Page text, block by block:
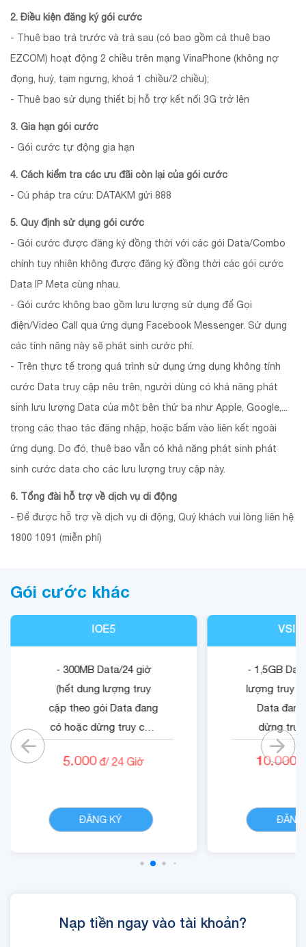
2. Điều kiện đăng ký gói cước
- Thuê bao trả trước và trả sau (có bao gồm cả thuê bao
EZCOM) hoạt động 2 chiều trên mạng VinaPhone (không nợ
đọng, huỷ, tạm ngưng, khoá 1 chiều/2 chiều);
- Thuê bao sử dụng thiết bị hỗ trợ kết nối 3G trở lên
3. Gia hạn gói cước
- Gói cước tự động gia hạn
4. Cách kiểm tra các ưu đãi còn lại của gói cước
- Cú pháp tra cứu: DATAKM gửi 888
5. Quy định sử dụng gói cước
- Gói cước được đăng ký đồng thời với các gói Data/Combo
chính tuy nhiên không được đăng ký đồng thời các gói cước
Data IP Meta cùng nhau.
- Gói cước không bao gồm lưu lượng sử dụng để Gọi
điện/Video Call qua ứng dụng Facebook Messenger. Sử dụng
các tính năng này sẽ phát sinh cước phí.
- Trên thực tế trong quá trình sử dụng ứng dụng không tính
cước Data truy cập nêu trên, người dùng có khả năng phát
sinh lưu lượng Data của một bên thứ ba như Apple, Google,...
trong các thao tác đăng nhập, hoặc bấm vào liên kết ngoài
ứng dụng. Do đó, thuê bao vẫn có khả năng phát sinh phát
sinh cước data cho các lưu lượng truy cập này.
6. Tổng đài hỗ trợ về dịch vụ di động
- Để được hỗ trợ về dịch vụ di động, Quý khách vui lòng liên hệ
1800 1091 (miễn phí)
Gói cước khác
IOE5
- 300MB Data/24 giờ
(hết dung lượng truy
cập theo gói Data đang
có hoặc dừng truy cập
- Cộng 500 RUBY.
5.000đ/ 24 Giờ
ĐĂNG KÝ
- 1,5GB
lượng truy
Data
dừng truy
không
- Quyền lợi
10.000
ĐĂNG
Nạp tiền ngay vào tài khoản?